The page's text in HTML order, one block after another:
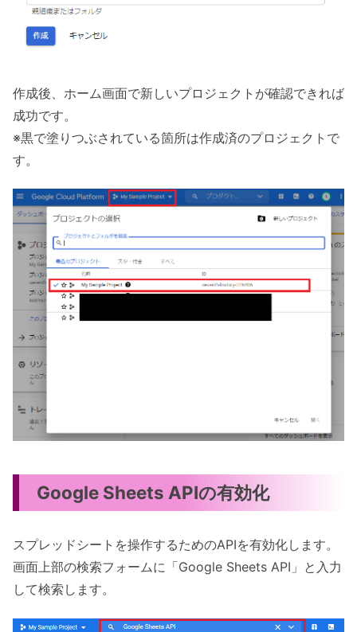
作成後、ホーム画面で新しいプロジェクトが確認できれば
成功です。
※黒で塗りつぶされている箇所は作成済のプロジェクトで
す。
Google Sheets APIの有効化
スプレッドシートを操作するためのAPIを有効化します。
画面上部の検索フォームに「Google Sheets API」と入力
して検索します。